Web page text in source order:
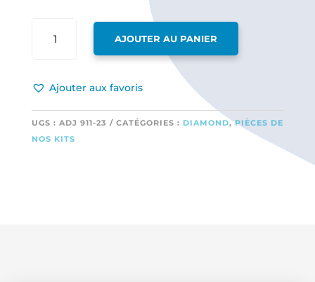
TRAIN
PRINCIPAL
EC50FH
AJOUTER AU PANIER
Ajouter aux favoris
UGS : ADJ 911-23 CATÉGORIES : DIAMOND,PIÈCES DE
NOS KITS